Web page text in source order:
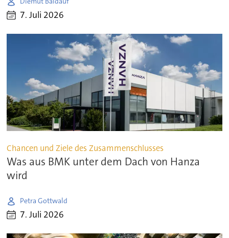
7. Juli 2026
Chancen und Ziele des Zusammenschlusses
Was aus BMK unter dem Dach von Hanza
wird
Petra Gottwald
7. Juli 2026